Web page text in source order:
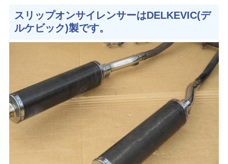
スリップオンサイレンサーはDELKEVIC(デ
ルケビック)製です。